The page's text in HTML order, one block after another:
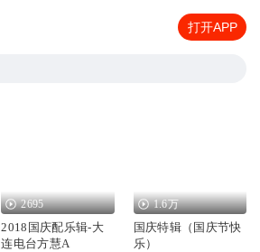
打开APP
2695
2018国庆配乐辑-大
连电台方慧A
1.6万
国庆特辑（国庆节快
乐）